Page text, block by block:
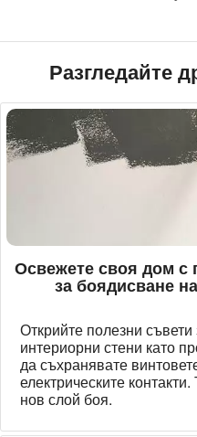
Разгледайте
Освежете своя дом с
за боядисване
Открийте полезни
интериорни стени като
да съхранявате
електрическите
нов слой боя.